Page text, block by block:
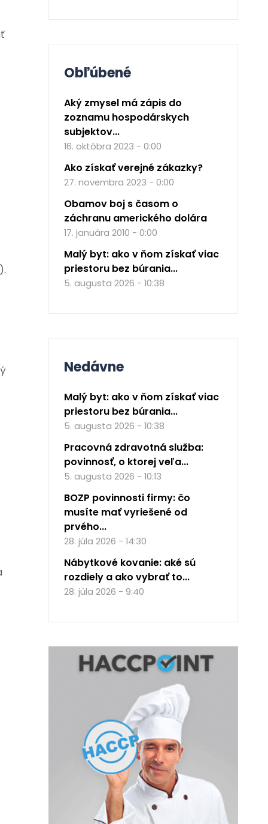
Obľúbené
Aký zmysel má zápis do
zoznamu hospodárskych
subjektov...
16. októbra 2023 - 0:00
Ako získať verejné zákazky?
27. novembra 2023 - 0:00
Obamov boj s časom o
záchranu amerického dolára
17. januára 2010 - 0:00
Malý byt: ako v ňom získať viac
priestoru bez búrania...
5. augusta 2026 - 10:38
Nedávne
Malý byt: ako v ňom získať viac
priestoru bez búrania...
5. augusta 2026 - 10:38
Pracovná zdravotná služba:
povinnosť, o ktorej veľa...
5. augusta 2026 - 10:13
BOZP povinnosti firmy: čo
musíte mať vyriešené od
prvého...
28. júla 2026 - 14:30
Nábytkové kovanie: aké sú
rozdiely a ako vybrať to...
28. júla 2026 - 9:40